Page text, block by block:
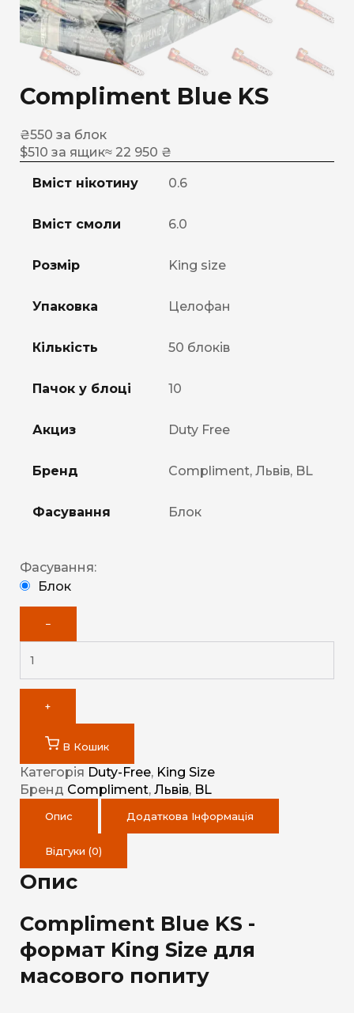
Compliment Blue KS
₴550 за блок
$510 за ящик≈ 22 950 ₴
Вміст нікотину 0.6
Вміст смоли 6.0
Розмір King size
Упаковка Целофан
Кількість 50 блоків
Пачок у блоці 10
Акциз Duty Free
Бренд Compliment, Львів, BL
Фасування Блок
Фасування:
Блок
−
+
В Кошик
Категорія Duty-Free, King Size
Бренд Compliment, Львів, BL
Опис Додаткова Інформація
Відгуки (0)
Опис
Compliment Blue KS -
формат King Size для
масового попиту